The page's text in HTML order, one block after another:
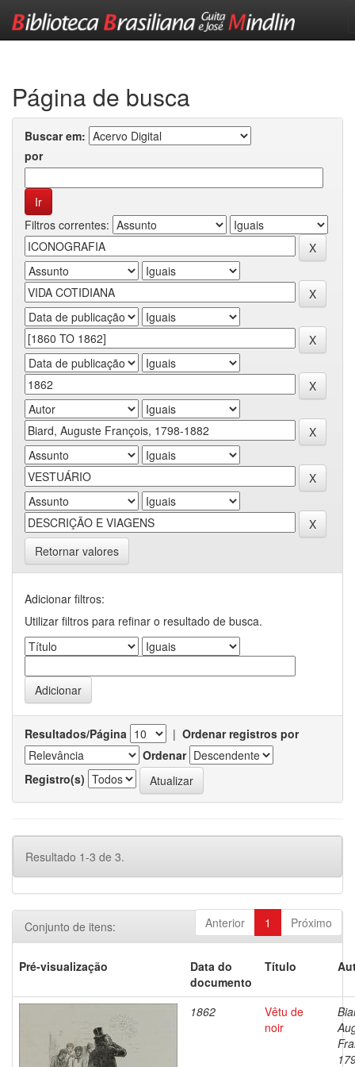
Página de busca
Buscar em:
por
Filtros correntes:
Retornar valores
Adicionar filtros:
Utilizar filtros para refinar o resultado de busca.
Resultados/Página | Ordenar registros por
Ordenar
Registro(s)
Resultado 1-3 de 3.
Anterior 1 Próximo
Conjunto de itens:
Pré-visualização
Data do
documento
Título
1862
Vêtu de
noir